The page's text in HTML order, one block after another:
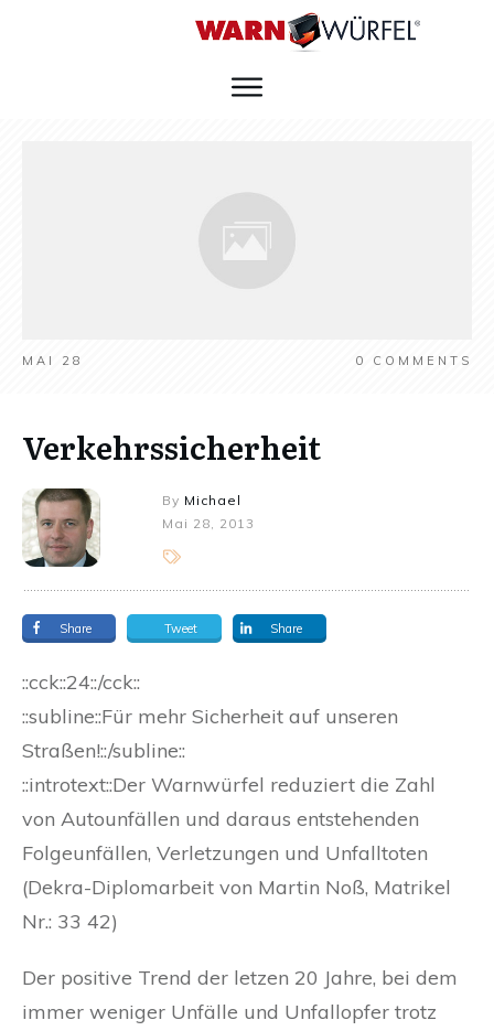
MAI 28 0 COMMENTS
Verkehrssicherheit
By Michael
Mai 28, 2013
Share Tweet Share
::cck::24::/cck::
::subline::Für mehr Sicherheit auf unseren
Straßen!::/subline::
::introtext::Der Warnwürfel reduziert die Zahl
von Autounfällen und daraus entstehenden
Folgeunfällen, Verletzungen und Unfalltoten
(Dekra-Diplomarbeit von Martin Noß, Matrikel
Nr.: 33 42)
Der positive Trend der letzen 20 Jahre, bei dem
immer weniger Unfälle und Unfallopfer trotz